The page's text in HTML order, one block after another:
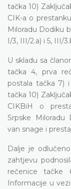
tačka 10)
CIK-a o
Miloradu Dodiku
I/3, III/2.a) i 5, III/
U skladu sa
tačka 4, prva
postala tačka 7)
tačka 10)
CIKBiH o
Srpske Miloradu
van snage i
Dalje je
zahtjevu
rečenice
Informacije u